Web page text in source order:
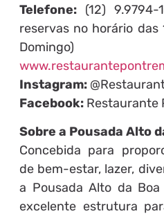
Telefone:(12) 9.9794-
reservas no horário das
Domingo)
Instagram:
Facebook:Restaurante
Sobre a Pousada Alto
Concebida para
de bem-estar, lazer,
a Pousada Alto da
excelente estrutura